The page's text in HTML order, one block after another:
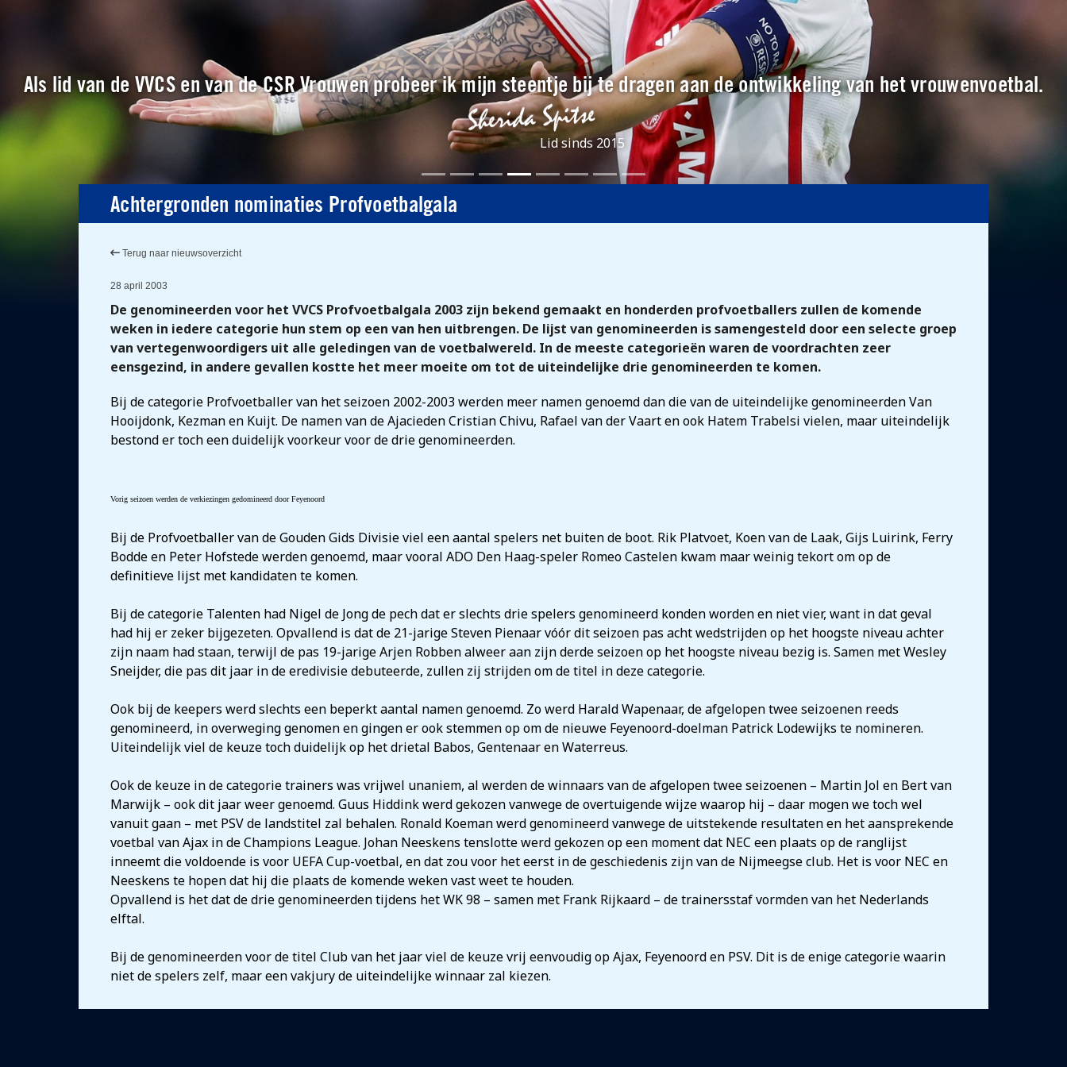
Als lid van de VVCS en van de CSR Vrouwen probeer ik mijn steentje bij te dragen aan de ontwikkeling van het vrouwenvoetbal.
Lid sinds 2015
Achtergronden nominaties Profvoetbalgala
Terug naar nieuwsoverzicht
28 april 2003
De genomineerden voor het VVCS Profvoetbalgala 2003 zijn bekend gemaakt en honderden profvoetballers zullen de komende
weken in iedere categorie hun stem op een van hen uitbrengen. De lijst van genomineerden is samengesteld door een selecte groep
van vertegenwoordigers uit alle geledingen van de voetbalwereld. In de meeste categorieën waren de voordrachten zeer
eensgezind, in andere gevallen kostte het meer moeite om tot de uiteindelijke drie genomineerden te komen.
Bij de categorie Profvoetballer van het seizoen 2002-2003 werden meer namen genoemd dan die van de uiteindelijke genomineerden Van
Hooijdonk, Kezman en Kuijt. De namen van de Ajacieden Cristian Chivu, Rafael van der Vaart en ook Hatem Trabelsi vielen, maar uiteindelijk
bestond er toch een duidelijk voorkeur voor de drie genomineerden.
Vorig seizoen werden de verkiezingen gedomineerd door Feyenoord
Bij de Profvoetballer van de Gouden Gids Divisie viel een aantal spelers net buiten de boot. Rik Platvoet, Koen van de Laak, Gijs Luirink, Ferry
Bodde en Peter Hofstede werden genoemd, maar vooral ADO Den Haag-speler Romeo Castelen kwam maar weinig tekort om op de
definitieve lijst met kandidaten te komen.
Bij de categorie Talenten had Nigel de Jong de pech dat er slechts drie spelers genomineerd konden worden en niet vier, want in dat geval
had hij er zeker bijgezeten. Opvallend is dat de 21-jarige Steven Pienaar vóór dit seizoen pas acht wedstrijden op het hoogste niveau achter
zijn naam had staan, terwijl de pas 19-jarige Arjen Robben alweer aan zijn derde seizoen op het hoogste niveau bezig is. Samen met Wesley
Sneijder, die pas dit jaar in de eredivisie debuteerde, zullen zij strijden om de titel in deze categorie.
Ook bij de keepers werd slechts een beperkt aantal namen genoemd. Zo werd Harald Wapenaar, de afgelopen twee seizoenen reeds
genomineerd, in overweging genomen en gingen er ook stemmen op om de nieuwe Feyenoord-doelman Patrick Lodewijks te nomineren.
Uiteindelijk viel de keuze toch duidelijk op het drietal Babos, Gentenaar en Waterreus.
Ook de keuze in de categorie trainers was vrijwel unaniem, al werden de winnaars van de afgelopen twee seizoenen – Martin Jol en Bert van
Marwijk – ook dit jaar weer genoemd. Guus Hiddink werd gekozen vanwege de overtuigende wijze waarop hij – daar mogen we toch wel
vanuit gaan – met PSV de landstitel zal behalen. Ronald Koeman werd genomineerd vanwege de uitstekende resultaten en het aansprekende
voetbal van Ajax in de Champions League. Johan Neeskens tenslotte werd gekozen op een moment dat NEC een plaats op de ranglijst
inneemt die voldoende is voor UEFA Cup-voetbal, en dat zou voor het eerst in de geschiedenis zijn van de Nijmeegse club. Het is voor NEC en
Neeskens te hopen dat hij die plaats de komende weken vast weet te houden.
Opvallend is het dat de drie genomineerden tijdens het WK 98 – samen met Frank Rijkaard – de trainersstaf vormden van het Nederlands
elftal.
Bij de genomineerden voor de titel Club van het jaar viel de keuze vrij eenvoudig op Ajax, Feyenoord en PSV. Dit is de enige categorie waarin
niet de spelers zelf, maar een vakjury de uiteindelijke winnaar zal kiezen.